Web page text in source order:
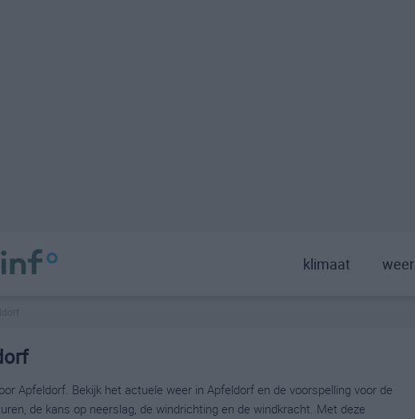
klimaat weer
Apfeldorf. Bekijk het actuele weer in Apfeldorf en de voorspelling voor de
de kans op neerslag, de windrichting en de windkracht. Met deze